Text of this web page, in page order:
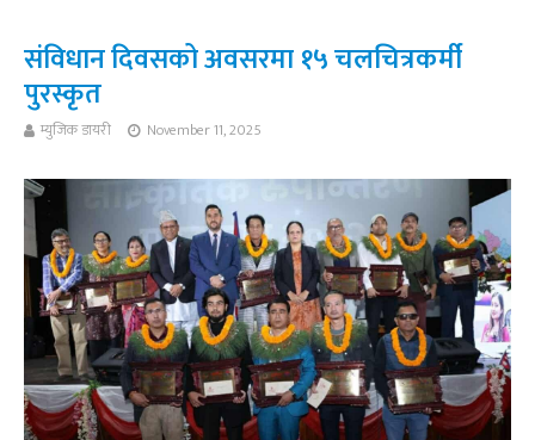
संविधान दिवसको अवसरमा १५ चलचित्रकर्मी
पुरस्कृत
म्युजिक डायरी November 11, 2025